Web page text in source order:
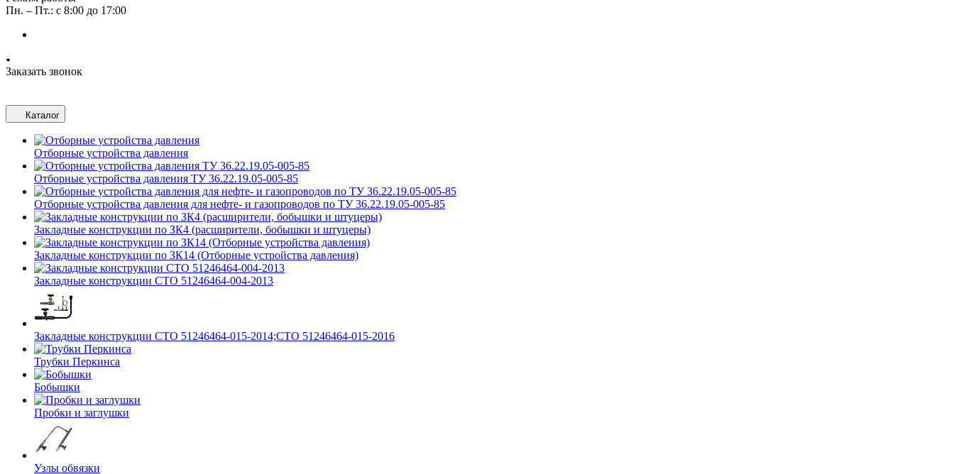
Пн. – Пт.: с 8:00 до 17:00
Заказать звонок
Каталог
Отборные устройства давления
Отборные устройства давления ТУ 36.22.19.05-005-85
Отборные устройства давления для нефте- и газопроводов по ТУ 36.22.19.05-005-85
Закладные конструкции по ЗК4 (расширители, бобышки и штуцеры)
Закладные конструкции по ЗК14 (Отборные устройства давления)
Закладные конструкции СТО 51246464-004-2013
Закладные конструкции СТО 51246464-015-2014;СТО 51246464-015-2016
Трубки Перкинса
Бобышки
Пробки и заглушки
Узлы обвязки